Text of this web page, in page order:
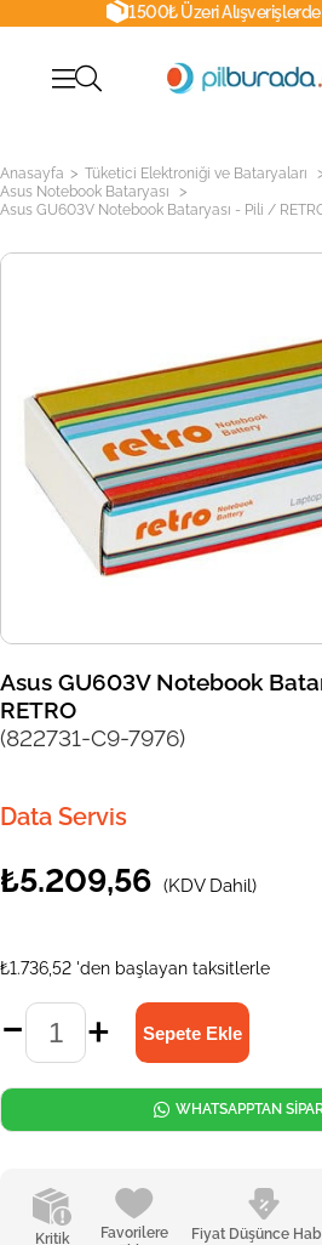
1500₺ Üzeri
Anasayfa > Tüketici Elektroniği ve Bataryaları
Asus Notebook Bataryası >
Asus GU603V Notebook Bataryası - Pili /
Asus GU603V Notebook
RETRO
(822731-C9-7976)
Data Servis
₺5.209,56 (KDV Dahil)
₺1.736,52 'den başlayan taksitlerle
Kritik
Favorilere
Fiyat Düşünce
WHATSAPPTAN